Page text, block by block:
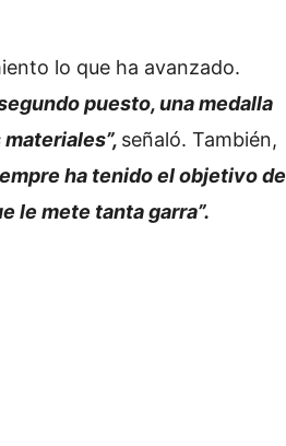
lo que ha avanzado.
puesto, una medalla
señaló. También,
ha tenido el objetivo de
le mete tanta garra”.